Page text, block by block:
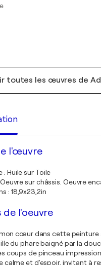
toutes les œuvres de
l'œuvre
: Huile sur Toile
Oeuvre sur châssis. Oeuvre
: 18,9x23,2in
de l'oeuvre
cœur dans cette peinture
du phare baigné par la
coups de pinceau
calme et d'espoir, invitant à